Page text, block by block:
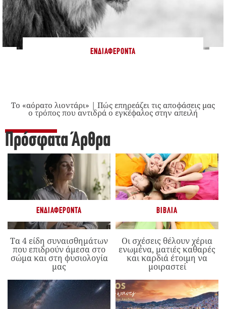
ΕΝΔΙΑΦΈΡΟΝΤΑ
Το «αόρατο λιοντάρι» | Πώς επηρεάζει τις αποφάσεις μας
ο τρόπος που αντιδρά ο εγκέφαλος στην απειλή
Πρόσφατα Άρθρα
ΕΝΔΙΑΦΈΡΟΝΤΑ
Τα 4 είδη συναισθημάτων
που επιδρούν άμεσα στο
σώμα και στη φυσιολογία
μας
ΒΙΒΛΊΑ
Οι σχέσεις θέλουν χέρια
ενωμένα, ματιές καθαρές
και καρδιά έτοιμη να
μοιραστεί